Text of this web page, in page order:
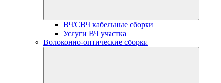
ВЧ/СВЧ кабельные сборки
Услуги ВЧ участка
Волоконно-оптические сборки